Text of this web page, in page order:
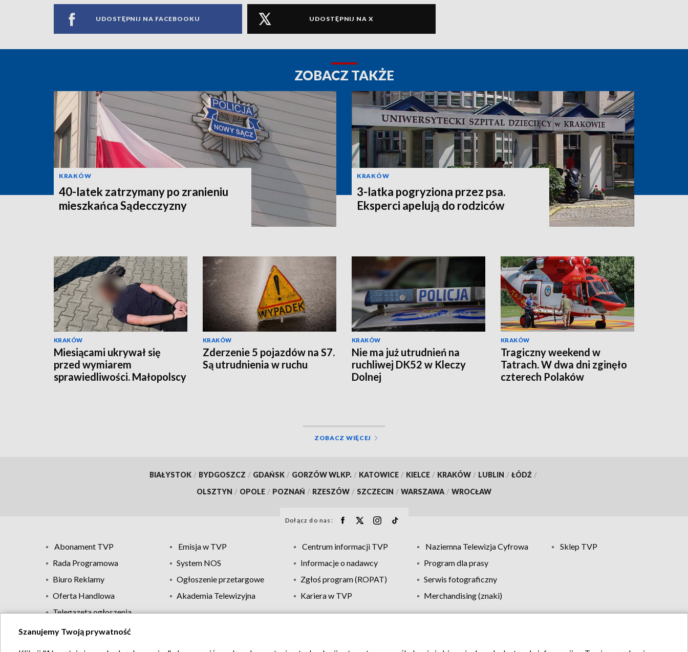
UDOSTĘPNIJ NA FACEBOOKU UDOSTĘPNIJ NA X
ZOBACZ TAKŻE
KRAKÓW
40-latek zatrzymany po zranieniu
mieszkańca Sądecczyzny
KRAKÓW
3-latka pogryziona przez psa.
Eksperci apelują do rodziców
KRAKÓW
Miesiącami ukrywał się
przed wymiarem
sprawiedliwości. Małopolscy
KRAKÓW
Zderzenie 5 pojazdów na S7.
Są utrudnienia w ruchu
KRAKÓW
Nie ma już utrudnień na
ruchliwej DK52 w Kleczy
Dolnej
KRAKÓW
Tragiczny weekend w
Tatrach. W dwa dni zginęło
czterech Polaków
ZOBACZ WIĘCEJ
BIAŁYSTOK / BYDGOSZCZ / GDAŃSK / GORZÓW WLKP. / KATOWICE / KIELCE / KRAKÓW / LUBLIN / ŁÓDŹ /
OLSZTYN / OPOLE / POZNAŃ / RZESZÓW / SZCZECIN / WARSZAWA / WROCŁAW
Dołącz do nas:
Abonament TVP Emisja w TVP Centrum informacji TVP Naziemna Telewizja Cyfrowa
Sklep TVP
Rada Programowa
System NOS Informacje o nadawcy
Program dla prasy
Biuro Reklamy
Ogłoszenie przetargowe Zgłoś program (ROPAT)
Serwis fotograficzny
Oferta Handlowa
Akademia Telewizyjna Kariera w TVP
Merchandising (znaki)
Telegazeta ogłoszenia
Regulamin TVP Polityka prywatności Moje zgody Pomoc Biuro reklamy Kontakt
Szanujemy Twoją prywatność